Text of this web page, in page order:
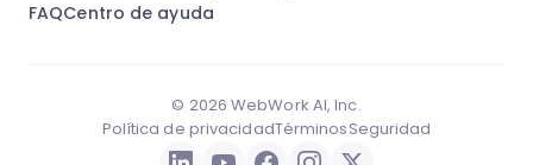
FAQCentro de ayuda
© 2026 WebWork AI, Inc.
Política de privacidadTérminosSeguridad